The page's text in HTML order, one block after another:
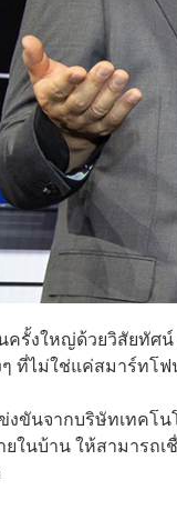
รั้งใหญ่ด้วยวิสัยทัศน์
ที่ไม่ใช่แค่สมาร์ทโฟ
งขันจากบริษัทเทคโน
ในบ้าน ให้สามารถเ